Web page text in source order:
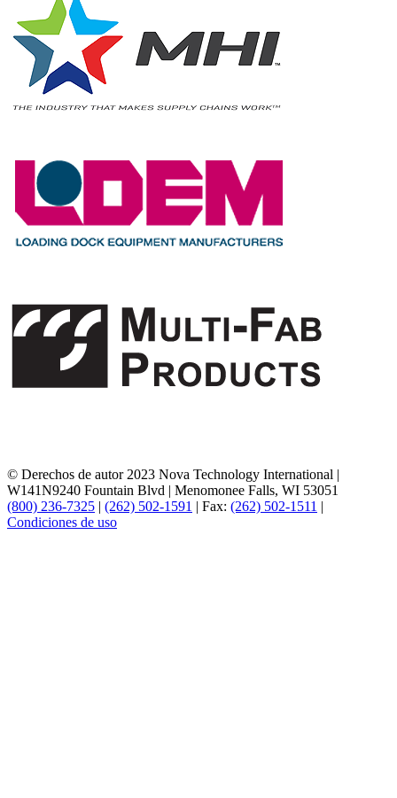
© Derechos de autor 2023 Nova Technology International |
W141N9240 Fountain Blvd | Menomonee Falls, WI 53051
(800) 236-7325 | (262) 502-1591 | Fax: (262) 502-1511 |
Condiciones de uso